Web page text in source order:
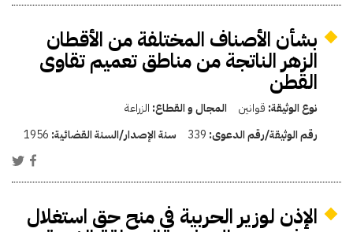
بشأن الأصناف المختلفة من الأقطان
الزهر الناتجة من مناطق تعميم تقاوى
القطن
نوع الوثيقة: قوانين المجال و القطاع: الزراعة
رقم الوثيقة/رقم الدعوى: 339 سنة الإصدار/السنة القضائية: 1956
الإذن لوزير الحربية في منح حق استغلال